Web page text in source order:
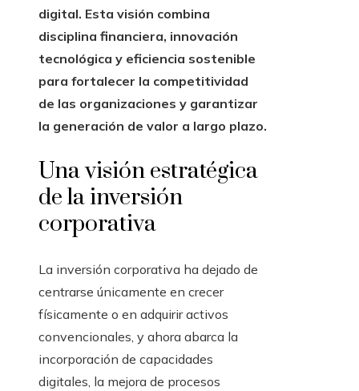
digital. Esta visión combina
disciplina financiera, innovación
tecnológica y eficiencia sostenible
para fortalecer la competitividad
de las organizaciones y garantizar
la generación de valor a largo plazo.
Una visión estratégica
de la inversión
corporativa
La inversión corporativa ha dejado de
centrarse únicamente en crecer
físicamente o en adquirir activos
convencionales, y ahora abarca la
incorporación de capacidades
digitales, la mejora de procesos